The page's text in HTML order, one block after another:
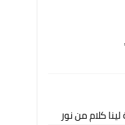
كلام من نور